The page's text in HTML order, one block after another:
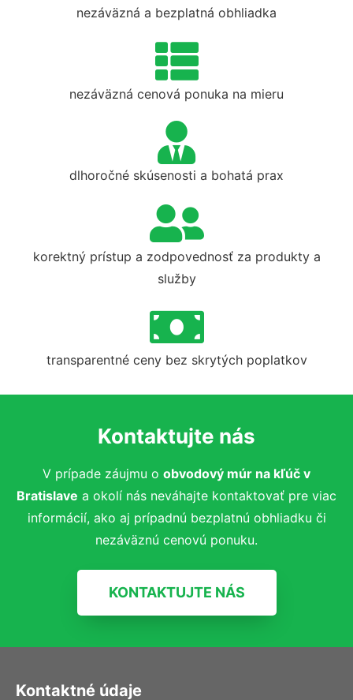
nezáväzná a bezplatná obhliadka
nezáväzná cenová ponuka na mieru
dlhoročné skúsenosti a bohatá prax
korektný prístup a zodpovednosť za produkty a
služby
transparentné ceny bez skrytých poplatkov
Kontaktujte nás
V prípade záujmu o obvodový múr na kľúč v
Bratislave a okolí nás neváhajte kontaktovať pre viac
informácií, ako aj prípadnú bezplatnú obhliadku či
nezáväznú cenovú ponuku.
KONTAKTUJTE NÁS
Kontaktné údaje